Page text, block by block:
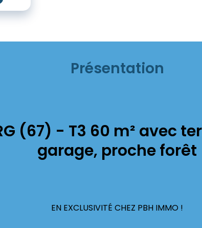
Présentation
(67) - T3 60 m² avec
garage, proche forêt
EN EXCLUSIVITÉ CHEZ PBH IMMO !